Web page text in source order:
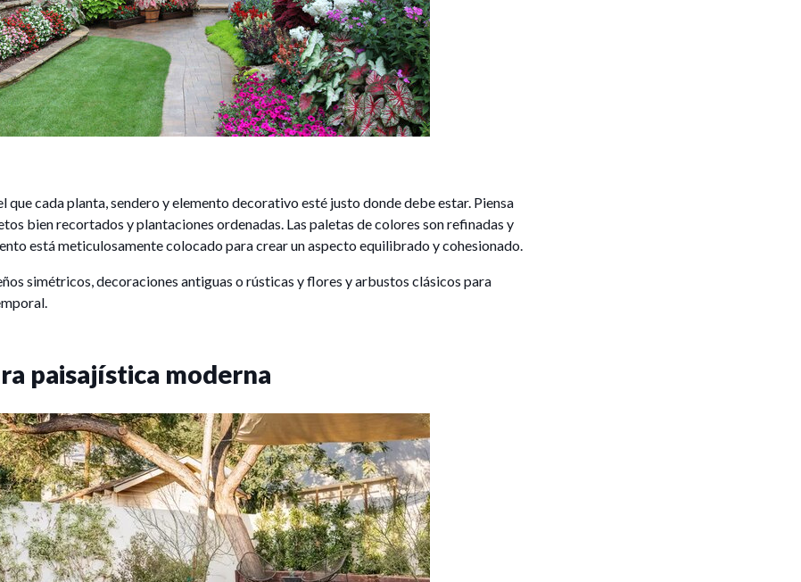
que cada planta, sendero y elemento decorativo esté justo donde debe estar. Piensa
bien recortados y plantaciones ordenadas. Las paletas de colores son refinadas y
está meticulosamente colocado para crear un aspecto equilibrado y cohesionado.
simétricos, decoraciones antiguas o rústicas y flores y arbustos clásicos para
paisajística moderna